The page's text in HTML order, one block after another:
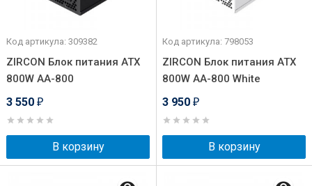
Код артикула: 309382
ZIRCON Блок питания ATX
800W AA-800
3 550 ₽
В корзину
Код артикула: 798053
ZIRCON Блок питания ATX
800W AA-800 White
3 950 ₽
В корзину